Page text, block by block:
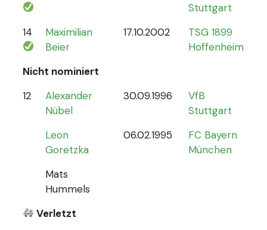
Stuttgart
14
Maximilian
Beier
17.10.2002
TSG 1899
Hoffenheim
Nicht nominiert
12
Alexander
Nübel
30.09.1996
VfB
Stuttgart
Leon
Goretzka
06.02.1995
FC Bayern
München
Mats
Hummels
Verletzt